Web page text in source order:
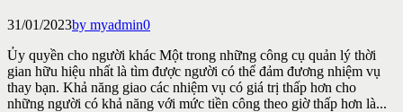
31/01/2023by myadmin0
Ủy quyền cho người khác Một trong những công cụ quản lý thời
gian hữu hiệu nhất là tìm được người có thể đảm đương nhiệm vụ
thay bạn. Khả năng giao các nhiệm vụ có giá trị thấp hơn cho
những người có khả năng với mức tiền công theo giờ thấp hơn là...